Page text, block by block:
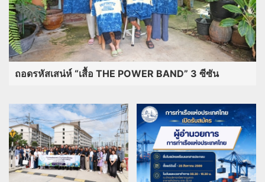
ถอดรหัสเสน่ห์ “เสื้อ THE POWER BAND” 3 ซีซัน